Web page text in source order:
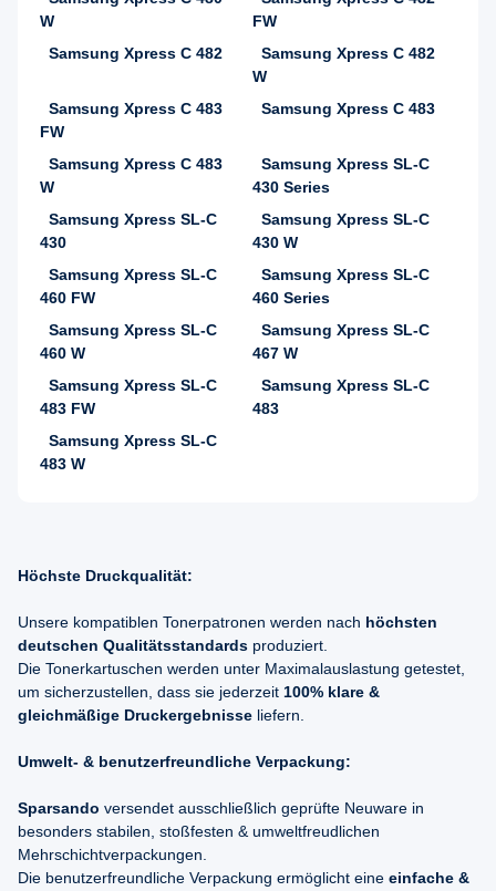
W
FW
Samsung Xpress C 482
Samsung Xpress C 482
W
Samsung Xpress C 483
FW
Samsung Xpress C 483
Samsung Xpress C 483
W
Samsung Xpress SL-C
430 Series
Samsung Xpress SL-C
430
Samsung Xpress SL-C
430 W
Samsung Xpress SL-C
460 FW
Samsung Xpress SL-C
460 Series
Samsung Xpress SL-C
460 W
Samsung Xpress SL-C
467 W
Samsung Xpress SL-C
483 FW
Samsung Xpress SL-C
483
Samsung Xpress SL-C
483 W
Höchste Druckqualität:
Unsere kompatiblen Tonerpatronen werden nach höchsten
deutschen Qualitätsstandards produziert.
Die Tonerkartuschen werden unter Maximalauslastung getestet,
um sicherzustellen, dass sie jederzeit 100% klare &
gleichmäßige Druckergebnisse liefern.
Umwelt- & benutzerfreundliche Verpackung:
Sparsando versendet ausschließlich geprüfte Neuware in
besonders stabilen, stoßfesten & umweltfreudlichen
Mehrschichtverpackungen.
Die benutzerfreundliche Verpackung ermöglicht eine einfache &